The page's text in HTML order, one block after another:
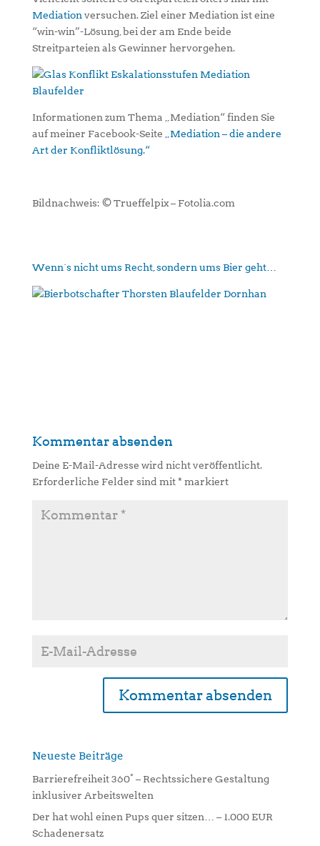
Mediationversuchen. Ziel einer Mediation ist eine
“win-win”-Lösung, bei der am Ende beide
Streitparteien als Gewinner hervorgehen.
Informationen zum Thema „Mediation“ finden Sie
auf meiner Facebook-Seite „Mediation – die andere
Art der Konfliktlösung.“
Bildnachweis: © Trueffelpix – Fotolia.com
Wenn´s nicht ums Recht, sondern ums Bier geht…
Kommentar absenden
Deine E-Mail-Adresse wird nicht veröffentlicht.
Erforderliche Felder sind mit* markiert
Neueste Beiträge
Barrierefreiheit 360° – Rechtssichere Gestaltung
inklusiver Arbeitswelten
Der hat wohl einen Pups quer sitzen… – 1.000 EUR
Schadenersatz